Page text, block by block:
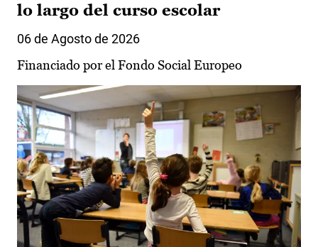
lo largo del curso escolar
06 de Agosto de 2026
Financiado por el Fondo Social Europeo